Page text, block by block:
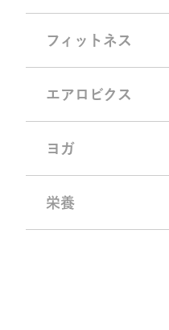
フィットネス
エアロビクス
ヨガ
栄養